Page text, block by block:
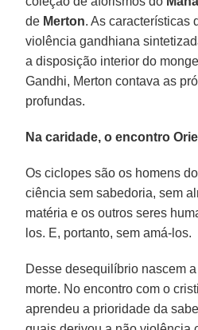
de Merton. As características
violência gandhiana
a disposição interior do
Gandhi, Merton contava as
profundas.
Na caridade, o encontro
Os ciclopes são os homens
ciência sem sabedoria, sem
matéria e os outros seres
los. E, portanto, sem amá-los.
Desse desequilíbrio nascem
morte. No encontro com o
aprendeu a prioridade da